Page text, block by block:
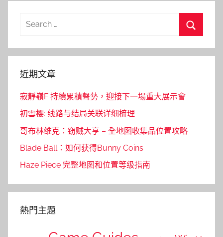
Search
近期文章
寂靜嶺F 持續累積聲勢，迎接下一場重大展示會
初雪樱: 线路与结局关联详细梳理
哥布林维克：窃贼大亨 – 全地图收集品位置攻略
Blade Ball：如何获得Bunny Coins
Haze Piece 完整地图和位置等级指南
熱門主題